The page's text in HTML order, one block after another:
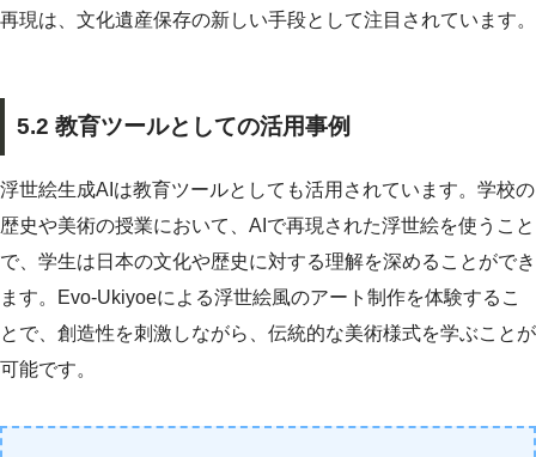
再現は、文化遺産保存の新しい手段として注目されています。
5.2 教育ツールとしての活用事例
浮世絵生成AIは教育ツールとしても活用されています。学校の
歴史や美術の授業において、AIで再現された浮世絵を使うこと
で、学生は日本の文化や歴史に対する理解を深めることができ
ます。Evo-Ukiyoeによる浮世絵風のアート制作を体験するこ
とで、創造性を刺激しながら、伝統的な美術様式を学ぶことが
可能です。